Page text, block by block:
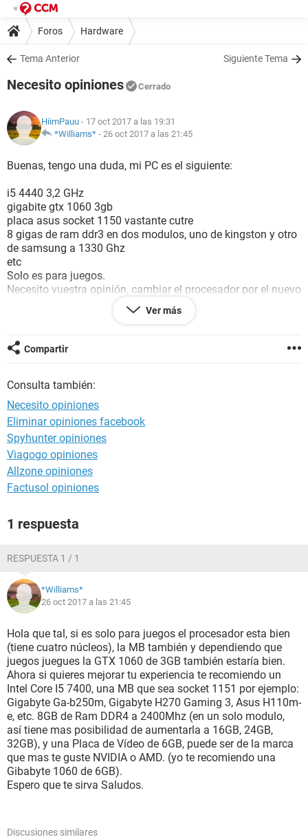
Foros Hardware
Tema Anterior Siguiente Tema
Necesito opiniones Cerrado
HiimPauu - 17 oct 2017 a las 19:31
*Williams* - 26 oct 2017 a las 21:45
Buenas, tengo una duda, mi PC es el siguiente:
i5 4440 3,2 GHz
gigabite gtx 1060 3gb
placa asus socket 1150 vastante cutre
8 gigas de ram ddr3 en dos modulos, uno de kingston y otro
de samsung a 1330 Ghz
etc
Solo es para juegos.
Necesito vuestra opinión, cambiar el procesador por el nuevo
i5 8600k con nueva placa y nueva ram o cambiar solo la
me da bajones. Que debería hacer?
Ver más
Compartir
Consulta también:
Necesito opiniones
Eliminar opiniones facebook
Spyhunter opiniones
Viagogo opiniones
Allzone opiniones
Factusol opiniones
1 respuesta
RESPUESTA 1 / 1
*Williams*
26 oct 2017 a las 21:45
Hola que tal, si es solo para juegos el procesador esta bien
(tiene cuatro núcleos), la MB también y dependiendo que
juegos juegues la GTX 1060 de 3GB también estaría bien.
Ahora si quieres mejorar tu experiencia te recomiendo un
Intel Core I5 7400, una MB que sea socket 1151 por ejemplo:
Gigabyte Ga-b250m, Gigabyte H270 Gaming 3, Asus H110m-
e, etc. 8GB de Ram DDR4 a 2400Mhz (en un solo modulo,
así tiene mas posibilidad de aumentarla a 16GB, 24GB,
32GB), y una Placa de Vídeo de 6GB, puede ser de la marca
que mas te guste NVIDIA o AMD. (yo te recomiendo una
Gibabyte 1060 de 6GB).
Espero que te sirva Saludos.
Discusiones similares